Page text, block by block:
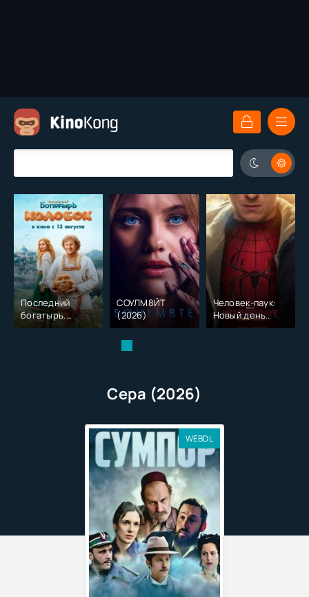
Последний
богатырь.
Колобок (2026)
СОУЛМ8ЙТ
(2026)
Человек-паук:
Новый день
(2026)
Сера (2026)
WEBDL